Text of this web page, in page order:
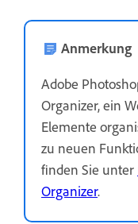
Anmerkung
Adobe
Organizer, ein
Elemente
zu neuen
finden Sie unter
Organizer.